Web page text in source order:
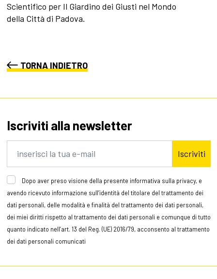
Scientifico per Il Giardino dei Giusti nel Mondo
della Città di Padova.
TORNA INDIETRO
Iscriviti alla newsletter
Iscriviti
Dopo aver preso visione della presente informativa sulla privacy, e
avendo ricevuto informazione sull’identità del titolare del trattamento dei
dati personali, delle modalità e finalità del trattamento dei dati personali,
dei miei diritti rispetto al trattamento dei dati personali e comunque di tutto
quanto indicato nell’art. 13 del Reg. (UE) 2016/79, acconsento al trattamento
dei dati personali comunicati